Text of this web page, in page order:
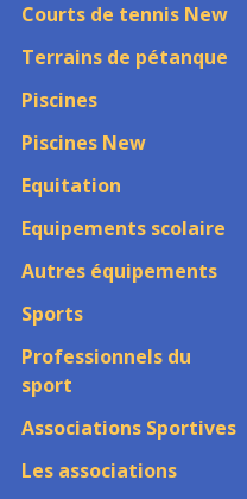
Courts de tennis New
Terrains de pétanque
Piscines
Piscines New
Equitation
Equipements scolaire
Autres équipements
Sports
Professionnels du
sport
Associations Sportives
Les associations